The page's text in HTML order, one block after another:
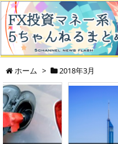
ホーム > 2018年3月